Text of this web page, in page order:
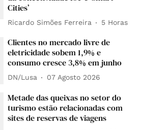
Cities’
Ricardo Simões Ferreira 5 Horas
Clientes no mercado livre de
eletricidade sobem 1,9% e
consumo cresce 3,8% em junho
DN/Lusa 07 Agosto 2026
Metade das queixas no setor do
turismo estão relacionadas com
sites de reservas de viagens